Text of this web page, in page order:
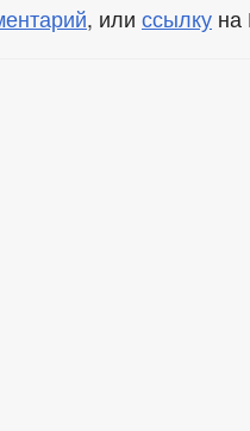
, или ссылку на